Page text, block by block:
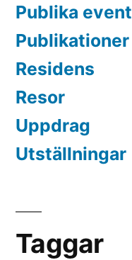
Publika event
Publikationer
Residens
Resor
Uppdrag
Utställningar
Taggar